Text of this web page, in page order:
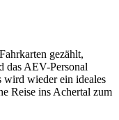
gezählt,
das AEV-Personal
wird wieder ein ideales
Reise ins Achertal zum